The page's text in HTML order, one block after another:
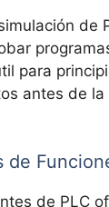
de
para
antes de
de
de PLC